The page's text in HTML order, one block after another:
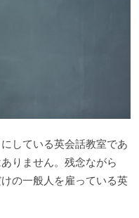
している英会話教室であ
りません。残念ながら
の一般人を雇っている英